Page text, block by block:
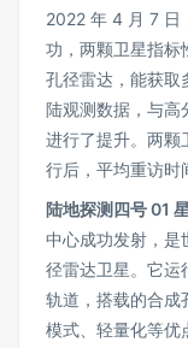
2022 年 4 月 7 日
功，两颗卫星指标
孔径雷达，能获取
陆观测数据，与高
进行了提升。两颗
行后，平均重访时
陆地探测四号 01 星
中心成功发射，是
径雷达卫星。它运
轨道，搭载的合成
模式、轻量化等优